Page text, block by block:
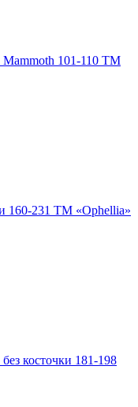
Mammoth 101-110 ТМ
160-231 ТМ «Ophellia»
косточки 181-198